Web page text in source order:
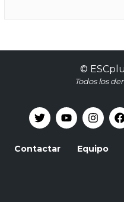
©
Todos los
Contactar Equipo